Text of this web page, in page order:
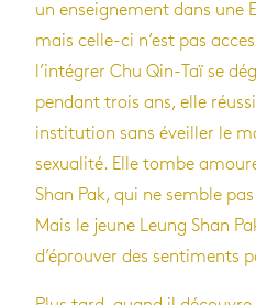
un enseignement dans une
mais celle-ci n’est pas
l’intégrer Chu Qin-Taï se
pendant trois ans, elle
institution sans éveiller le
sexualité. Elle tombe
Shan Pak, qui ne semble
Mais le jeune Leung Shan
d’éprouver des sentiments